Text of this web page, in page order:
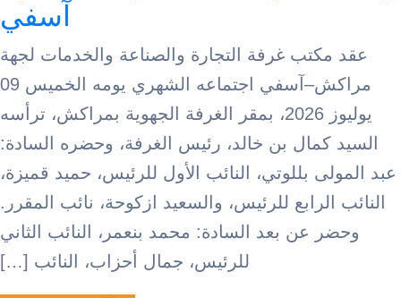
غرفة التجارة والصناعة والخدمات لجهة
مراكش–آسفي اجتماعه الشهري يومه الخميس 09
يوليوز 2026، بمقر الغرفة الجهوية بمراكش، ترأسه
بن خالد، رئيس الغرفة، وحضره السادة:
بللوتي، النائب الأول للرئيس، حميد قميزة،
للرئيس، والسعيد ازكوحة، نائب المقرر.
عن بعد السادة: محمد بنعمر، النائب الثاني
للرئيس، جمال أحزاب، النائب […]